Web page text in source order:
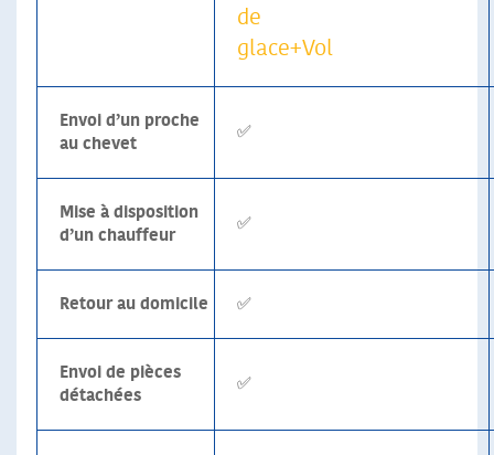
de
glace+Vol
Envoi d’un proche
au chevet
✅
Mise à disposition
d’un chauffeur
✅
Retour au domicile ✅
Envoi de pièces
détachées
✅